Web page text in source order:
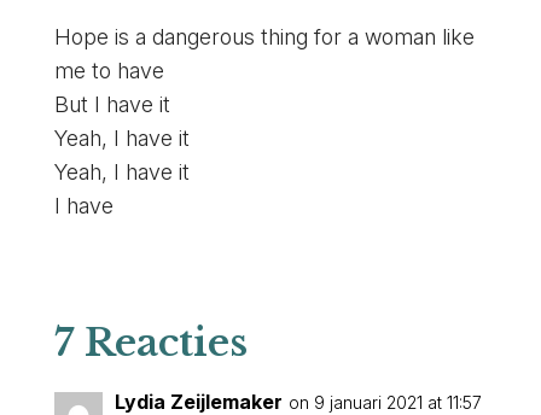
Hope is a dangerous thing for a woman like
me to have
But I have it
Yeah, I have it
Yeah, I have it
I have
7 Reacties
Lydia Zeijlemaker on 9 januari 2021 at 11:57